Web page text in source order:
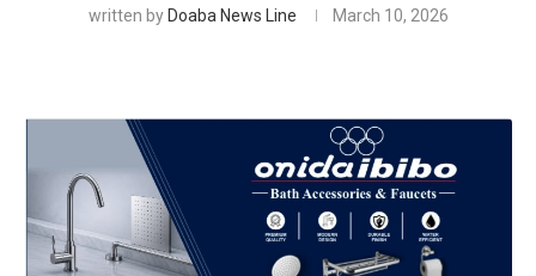
written by Doaba News Line March 10, 2026